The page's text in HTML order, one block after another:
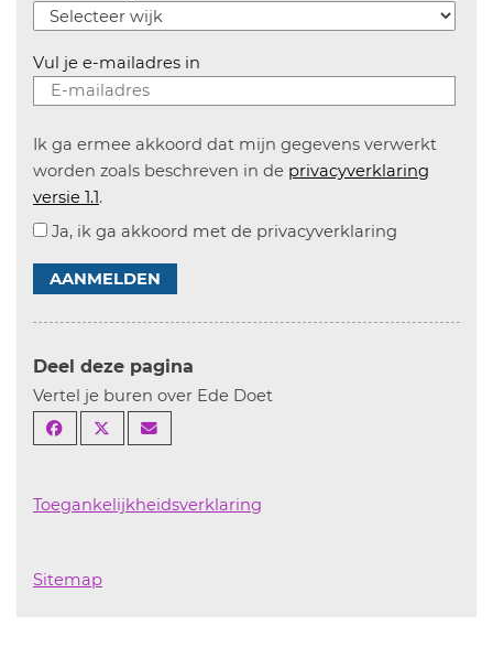
Vul je e-mailadres in
Ik ga ermee akkoord dat mijn gegevens verwerkt
worden zoals beschreven in de privacyverklaring
versie 1.1.
Ja, ik ga akkoord met de privacyverklaring
AANMELDEN
Deel deze pagina
Vertel je buren over Ede Doet
Toegankelijkheidsverklaring
Sitemap